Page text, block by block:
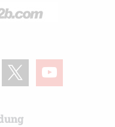
youtube